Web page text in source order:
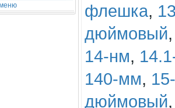
флешка,
дюймовый
14-нм,
140-мм,
дюймовый